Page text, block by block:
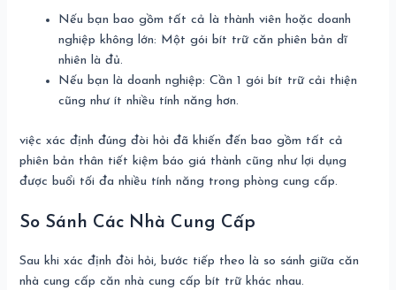
Nếu bạn bao gồm tất cả là thành viên hoặc doanh
nghiệp không lớn: Một gói bít trữ căn phiên bản dĩ
nhiên là đủ.
Nếu bạn là doanh nghiệp: Cần 1 gói bít trữ cải thiện
cũng như ít nhiều tính năng hơn.
việc xác định đúng đòi hỏi đã khiến đến bao gồm tất cả
phiên bản thân tiết kiệm báo giá thành cũng như lợi dụng
được buổi tối đa nhiều tính năng trong phòng cung cấp.
So Sánh Các Nhà Cung Cấp
Sau khi xác định đòi hỏi, bước tiếp theo là so sánh giữa căn
nhà cung cấp căn nhà cung cấp bít trữ khác nhau.